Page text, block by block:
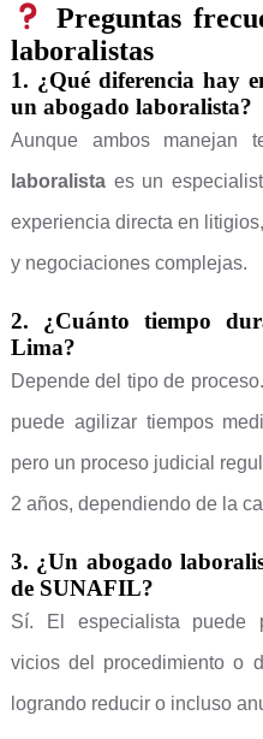
Preguntas
laboralistas
1. ¿Qué diferencia hay
un abogado laboralista?
Aunque ambos manejan
laboralistaes un
experiencia directa en
y negociaciones complejas.
2. ¿Cuánto tiempo
Lima?
Depende del tipo de
puede agilizar tiempos
pero un proceso judicial
2 años, dependiendo de la
3. ¿Un abogado
de SUNAFIL?
Sí. El especialista puede
vicios del procedimiento o
logrando reducir o incluso